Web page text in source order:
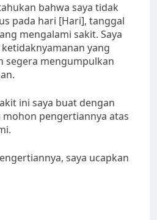
bahwa saya tidak
pada hari [Hari], tanggal
mengalami sakit. Saya
yang
segera mengumpulkan
ini saya buat dengan
mohon pengertiannya atas
saya ucapkan